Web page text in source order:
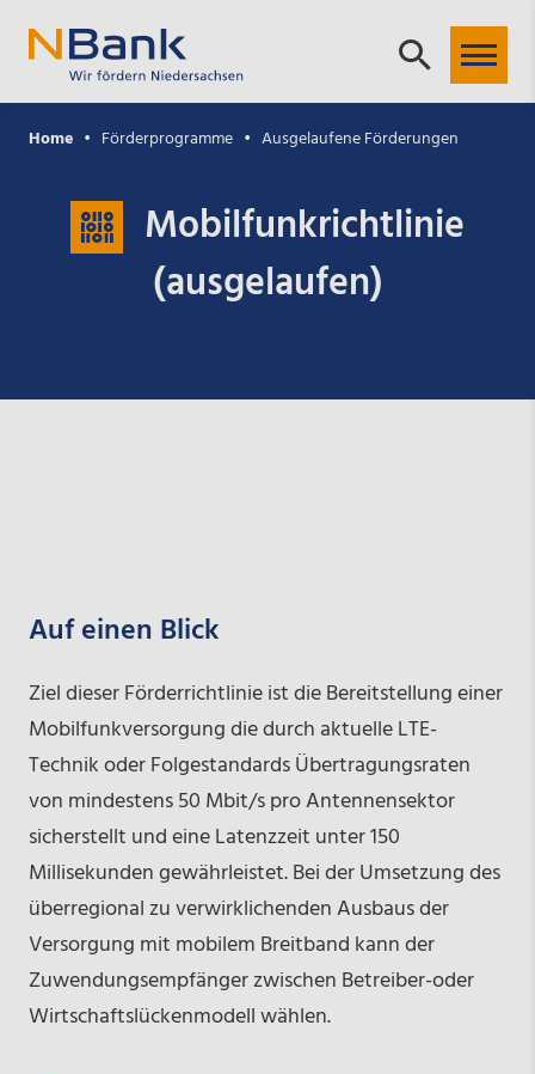
Home Förderprogramme Ausgelaufene Förderungen
Mobilfunkrichtlinie
(ausgelaufen)
Auf einen Blick
Ziel dieser Förderrichtlinie ist die Bereitstellung einer
Mobilfunkversorgung die durch aktuelle LTE-
Technik oder Folgestandards Übertragungsraten
von mindestens 50 Mbit/s pro Antennensektor
sicherstellt und eine Latenzzeit unter 150
Millisekunden gewährleistet. Bei der Umsetzung des
überregional zu verwirklichenden Ausbaus der
Versorgung mit mobilem Breitband kann der
Zuwendungsempfänger zwischen Betreiber-oder
Wirtschaftslückenmodell wählen.